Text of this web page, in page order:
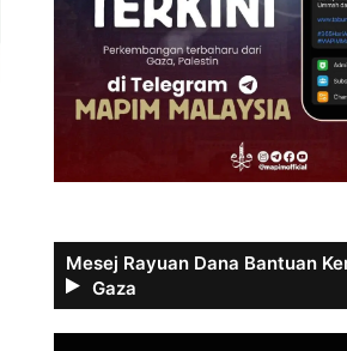
Mesej Rayuan Dana Bantuan
Gaza